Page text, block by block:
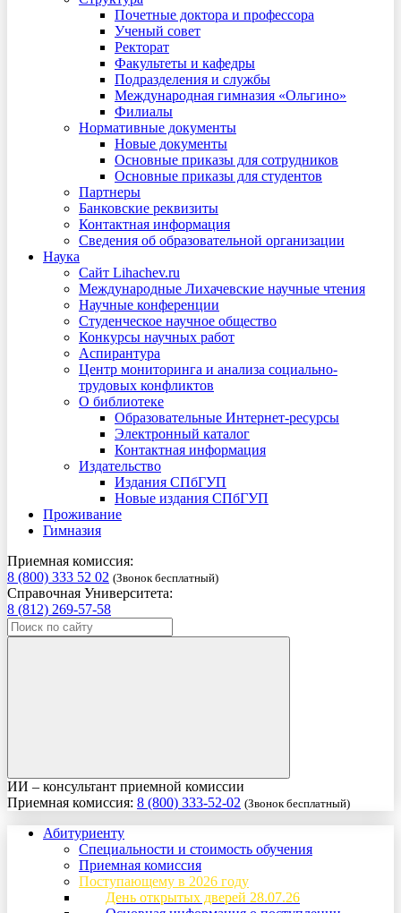
Почетные доктора и профессора
Ученый совет
Ректорат
Факультеты и кафедры
Подразделения и службы
Международная гимназия «Ольгино»
Филиалы
Нормативные документы
Новые документы
Основные приказы для сотрудников
Основные приказы для студентов
Партнеры
Банковские реквизиты
Контактная информация
Сведения об образовательной организации
Наука
Сайт Lihachev.ru
Международные Лихачевские научные чтения
Научные конференции
Студенческое научное общество
Конкурсы научных работ
Аспирантура
Центр мониторинга и анализа социально-
трудовых конфликтов
О библиотеке
Образовательные Интернет-ресурсы
Электронный каталог
Контактная информация
Издательство
Издания СПбГУП
Новые издания СПбГУП
Проживание
Гимназия
Приемная комиссия:
8 (800) 333 52 02 (Звонок бесплатный)
Справочная Университета:
8 (812) 269-57-58
ИИ – консультант приемной комиссии
Приемная комиссия: 8 (800) 333-52-02 (Звонок бесплатный)
Абитуриенту
Специальности и стоимость обучения
Приемная комиссия
Поступающему в 2026 году
День открытых дверей 28.07.26